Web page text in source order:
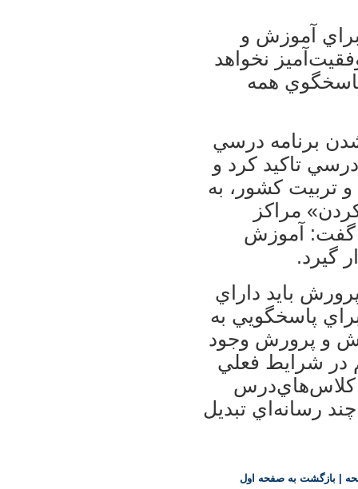
آموزش و
نخواهد
همه
برنامه درسي
تاكيد كرد و
تربيت كشور، به
مراكز
گفت: آموزش
گيرد.
بايد داراي
پاسخگويي به
و پرورش وجود
در شرايط فعلي
كلاس‌هاي‌درس
رسانه‌اي تبديل
بازگشت به صفحه اول